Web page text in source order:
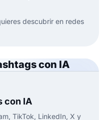
descubrir en redes
con IA
con IA
TikTok, LinkedIn, X y